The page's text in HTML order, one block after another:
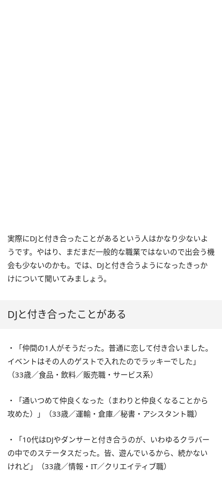
実際にDJと付き合ったことがあるという人はかなり少ないよ
うです。やはり、まだまだ一般的な職業ではないので出会う機
会も少ないのかも。では、DJと付き合うようになったきっか
けについて聞いてみましょう。
DJと付き合ったことがある
・「仲間の1人がそうだった。普通に恋して付き合いました。
イベントはその人のゲストで入れたのでラッキーでした」
（33歳／食品・飲料／販売職・サービス系）
・「通いつめて仲良くなった（まわりと仲良くなることから
攻めた）」（33歳／運輸・倉庫／秘書・アシスタント職）
・「10代はDJやダンサーと付き合うのが、いわゆるクラバー
の中でのステータスだった。皆、遊んでいるから、続かない
けれど」（33歳／情報・IT／クリエイティブ職）